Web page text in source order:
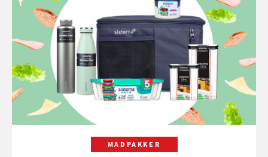
MADPAKKER